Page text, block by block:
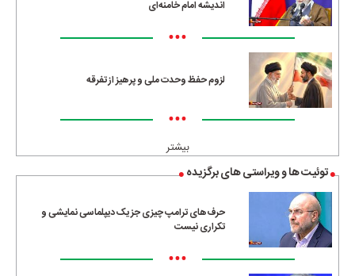
اندیشه امام خامنه‌ای
•••
لزوم حفظ وحدت ملی و پرهیز از تفرقه
•••
بیشتر
توئیت ها و ویراستی های برگزیده
حرف‌های ترامپ چیزی جز یک دیپلماسی نمایشی و
تکراری نیست
•••